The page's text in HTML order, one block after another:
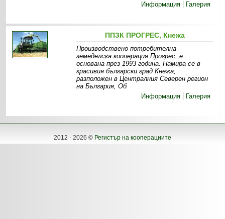
Информация
Галерия
ППЗК ПРОГРЕС, Кнежа
Производствено потребителна
земеделска кооперация Прогрес, е
основана през 1993 година. Намира се в
красивия български град Кнежа,
разположен в Централния Северен регион
на България, Об
Информация
Галерия
2012 - 2026 © Регистър на кооперациите